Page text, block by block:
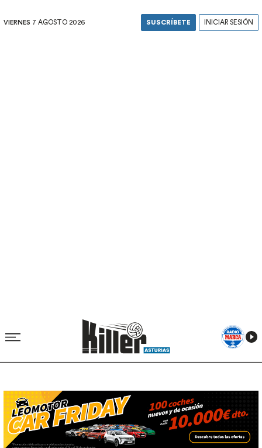
VIERNES 7 AGOSTO 2026 SUSCRÍBETE INICIAR SESIÓN
Image